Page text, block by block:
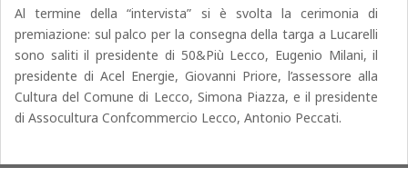
Al termine della “intervista” si è svolta la cerimonia di
premiazione: sul palco per la consegna della targa a Lucarelli
sono saliti il presidente di 50&Più Lecco, Eugenio Milani, il
presidente di Acel Energie, Giovanni Priore, l’assessore alla
Cultura del Comune di Lecco, Simona Piazza, e il presidente
di Assocultura Confcommercio Lecco, Antonio Peccati.